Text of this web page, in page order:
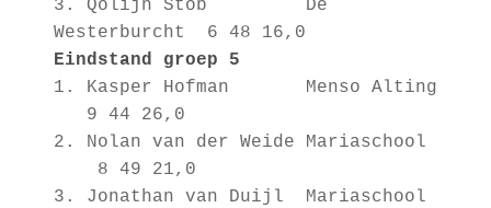
3. Qolijn Stob De
Westerburcht 6 48 16,0
Eindstand groep 5
1.
Kasper Hofman Menso Alting
9 44 26,0
2.
Nolan van der Weide Mariaschool
8 49 21,0
3. Jonathan van Duijl Mariaschool